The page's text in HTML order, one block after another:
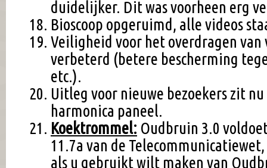
duidelijker. Dit was voorheen erg
Bioscoop opgeruimd, alle videos
Veiligheid voor het overdragen van
verbeterd (betere bescherming
etc.).
Uitleg voor nieuwe bezoekers zit
harmonica paneel.
Koektrommel: Oudbruin 3.0
11.7a van de
als u gebruikt wilt maken van